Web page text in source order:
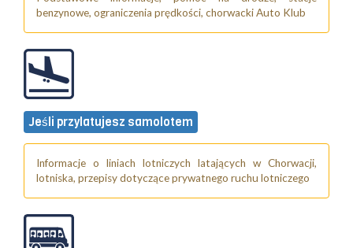
benzynowe, ograniczenia prędkości, chorwacki Auto Klub
Jeśli przylatujesz samolotem
Informacje o liniach lotniczych latających w Chorwacji,
lotniska, przepisy dotyczące prywatnego ruchu lotniczego